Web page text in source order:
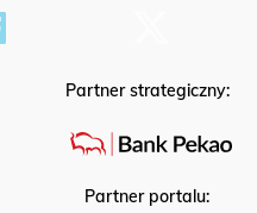
Partner strategiczny:
Partner portalu: